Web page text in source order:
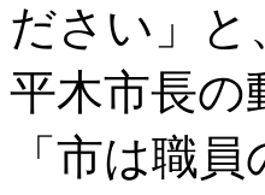
ださい」
平木市長の
「市は職